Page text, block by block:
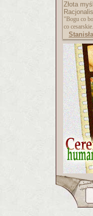
Złota myśl
"Bogu co
co